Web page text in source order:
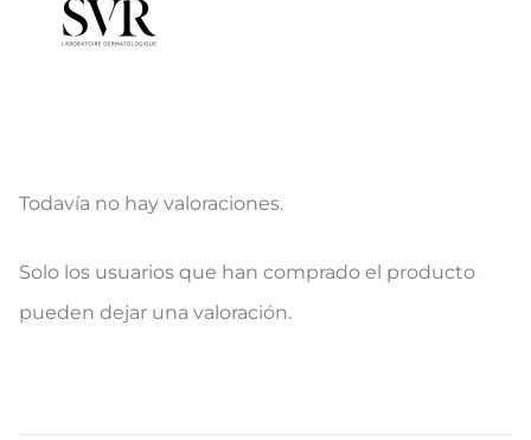
V
a
Todavía no hay valoraciones.
Solo los usuarios que han comprado el producto
pueden dejar una valoración.